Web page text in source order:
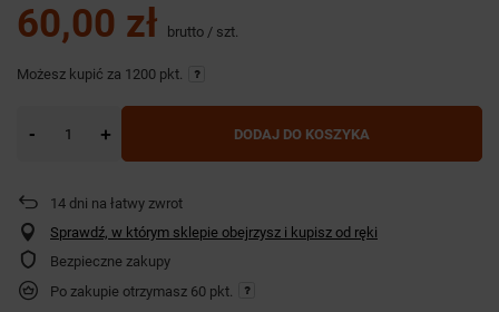
60,00 zł brutto / szt.
Możesz kupić za 1200 pkt.
- + DODAJ DO KOSZYKA
14 dni na łatwy zwrot
Sprawdź, w którym sklepie obejrzysz i kupisz od ręki
Bezpieczne zakupy
Po zakupie otrzymasz 60 pkt.